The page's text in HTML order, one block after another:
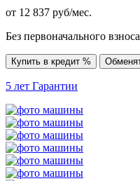
от 12 837 руб/мес.
Без первоначального взноса
Купить в кредит %
5 лет Гарантии